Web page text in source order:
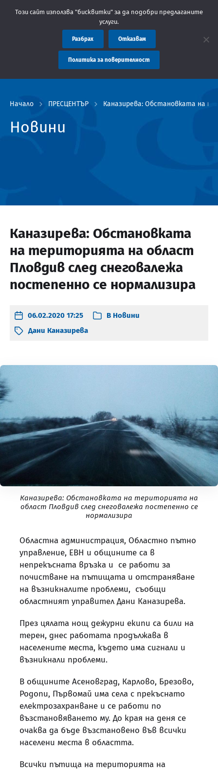
администрация Пловдив препоръчва заплащането
Начало ПРЕСЦЕНТЪР Каназирева: Обстановката на
Новини
Каназирева: Обстановката
на територията на област
Пловдив след снеговалежа
постепенно се нормализира
06.02.2020 17:25 В Новини
Дани Каназирева
Каназирева: Обстановката на територията на
област Пловдив след снеговалежа постепенно се
нормализира
Областна администрация, Областно пътно
управление, ЕВН и общините са в
непрекъсната връзка и се работи за
почистване на пътищата и отстраняване
на възникналите проблеми, съобщи
областният управител Дани Каназирева.
През цялата нощ дежурни екипи са били на
терен, днес работата продължава в
населените места, където има сигнали и
възникнали проблеми.
В общините Асеновград, Карлово, Брезово,
Родопи, Първомай има села с прекъснато
електрозахранване и се работи по
възстановяването му. До края на деня се
очаква да бъде възстановено във всички
населени места в областта.
Всички пътища на територията на
Този сайт използва "бисквитки" за да подобри предлаганите
услуги.
Разбрах Отказвам
Политика за поверителност